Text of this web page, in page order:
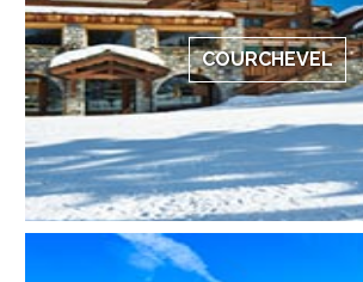
COURCHEVEL